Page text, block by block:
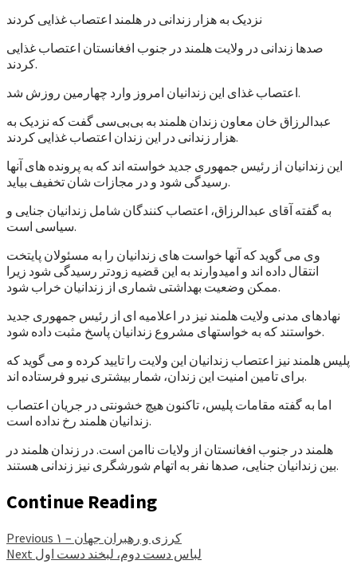
نزدیک به هزار زندانی در هلمند اعتصاب غذایی کردند
صدها زندانی در ولایت هلمند در جنوب افغانستان اعتصاب غذایی
کردند.
اعتصاب غذای این زندانیان امروز وارد چهارمین روزش شد.
عبدالرزاق خان معاون زندان هلمند به بی‌بی‌سی گفت که نزدیک به
هزار زندانی در این زندان اعتصاب غذایی کردند.
این زندانیان از رئیس جمهوری جدید خواسته اند که به پرونده های آنها
رسیدگی شود و در مجازات شان تخفیف بیاید.
به گفته آقای عبدالرزاق، اعتصاب کنندگان شامل زندانیان جنایی و
سیاسی است.
وی می گوید که آنها خواست های زندانیان را به مسئولان پایتخت
انتقال داده اند و امیدوارند به این قضیه زودتر رسیدگی شود زیرا
ممکن وضعیت بهداشتی شماری از زندانیان خراب شود.
نهادهای مدنی ولایت هلمند نیز در اعلامیه ای از رئیس جمهوری جدید
خواستند که به خواستهای مشروع زندانیان پاسخ مثبت داده شود.
پلیس هلمند نیز اعتصاب زندانیان این ولایت را تایید کرده و می گوید که
برای تامین امنیت این زندان، شمار بیشتری نیرو فرستاده اند.
اما به گفته مقامات پلیس، تاکنون هیچ خشونتی در جریان اعتصاب
زندانیان هلمند رخ نداده است.
هلمند در جنوب افغانستان از ولایات ناامن است. در زندان هلمند در
بین زندانیان جنایی، صدها نفر به اتهام شورشگری نیز زندانی هستند.
Continue Reading
Previous
کرزی و رهبران جهان – ۱
Next لباس دست دوم، لبخند دست اول